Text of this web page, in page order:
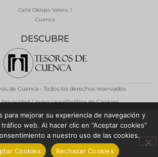
DESCUBRE
Calle Obispo Valero, 1
Cuenca
de Cuenca - Todos los derechos reservados
/ Aviso LegalPolítica de Cookies
para mejorar su experiencia de navegación y
web. Al hacer clic en “Aceptar cookies”
a nuestro uso de las cookies.
Cookies
Rechazar Cookies